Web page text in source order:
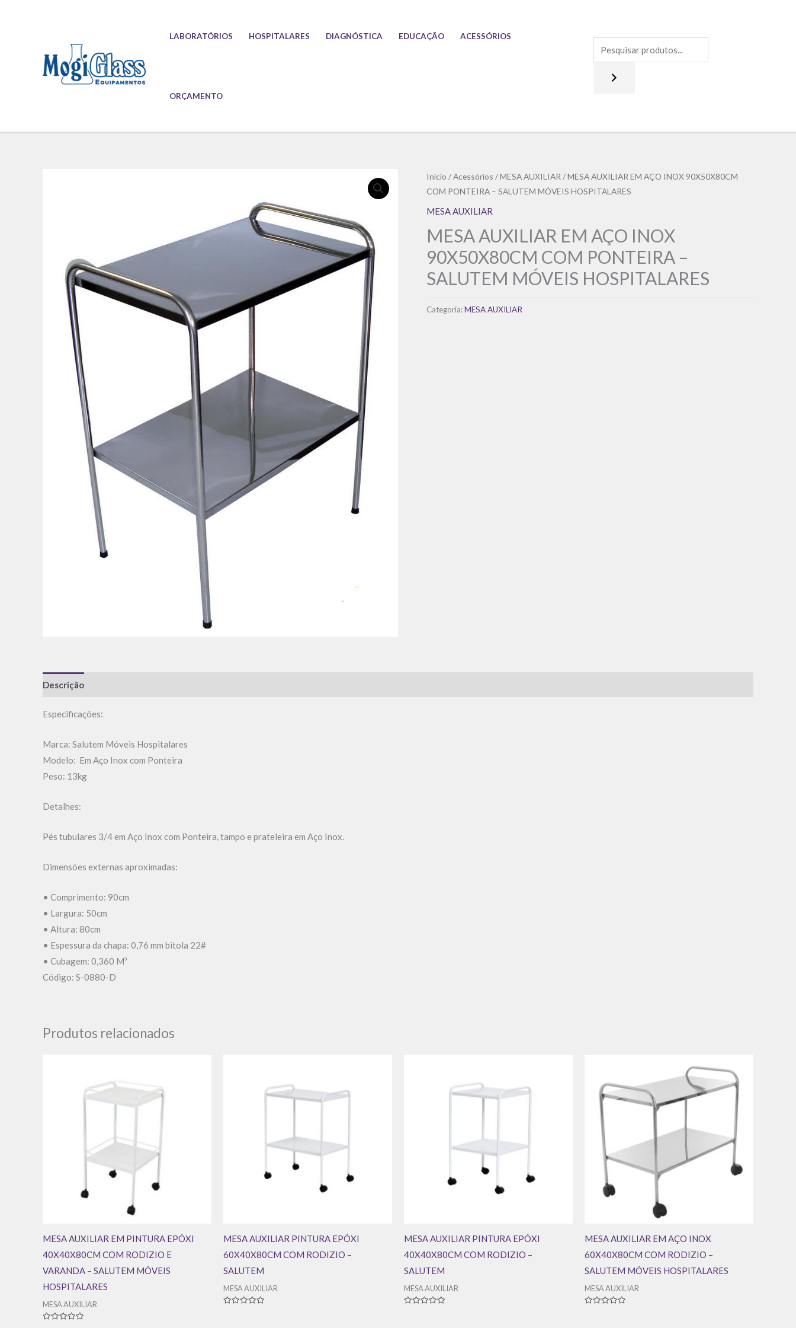
LABORATÓRIOS HOSPITALARES DIAGNÓSTICA EDUCAÇÃO ACESSÓRIOS
ORÇAMENTO
Início /Acessórios /MESA AUXILIAR / MESA AUXILIAR EM AÇO INOX 90X50X80CM
COM PONTEIRA – SALUTEM MÓVEIS HOSPITALARES
MESA AUXILIAR
MESA AUXILIAR EM AÇO INOX
90X50X80CM COM PONTEIRA –
SALUTEM MÓVEIS HOSPITALARES
Categoria:MESA AUXILIAR
Descrição
Especificações:
Marca: Salutem Móveis Hospitalares
Modelo: Em Aço Inox com Ponteira
Peso: 13kg
Detalhes:
Pés tubulares 3/4 em Aço Inox com Ponteira, tampo e prateleira em Aço Inox.
Dimensões externas aproximadas:
• Comprimento: 90cm
• Largura: 50cm
• Altura: 80cm
• Espessura da chapa: 0,76 mm bitola 22#
• Cubagem: 0,360 M³
Código: S-0880-D
Produtos relacionados
MESA AUXILIAR EM PINTURA EPÓXI
40X40X80CM COM RODIZIO E
VARANDA – SALUTEM MÓVEIS
HOSPITALARES
MESA AUXILIAR
MESA AUXILIAR PINTURA EPÓXI
60X40X80CM COM RODIZIO –
SALUTEM
MESA AUXILIAR
MESA AUXILIAR PINTURA EPÓXI
40X40X80CM COM RODIZIO –
SALUTEM
MESA AUXILIAR
MESA AUXILIAR EM AÇO INOX
60X40X80CM COM RODIZIO –
SALUTEM MÓVEIS HOSPITALARES
MESA AUXILIAR